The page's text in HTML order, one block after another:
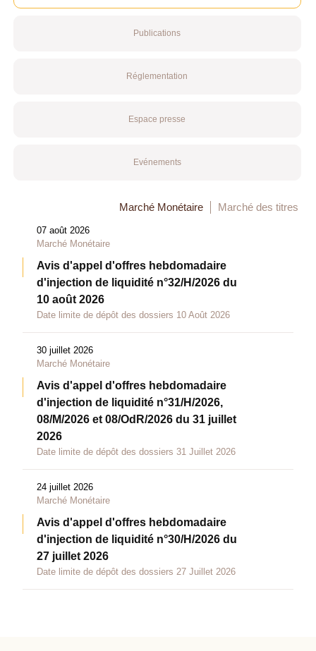
Publications
Réglementation
Espace presse
Evénements
Marché Monétaire Marché des titres
07 août 2026
Marché Monétaire
Avis d'appel d'offres hebdomadaire
d'injection de liquidité n°32/H/2026 du
10 août 2026
Date limite de dépôt des dossiers 10 Août 2026
30 juillet 2026
Marché Monétaire
Avis d'appel d'offres hebdomadaire
d'injection de liquidité n°31/H/2026,
08/M/2026 et 08/OdR/2026 du 31 juillet
2026
Date limite de dépôt des dossiers 31 Juillet 2026
24 juillet 2026
Marché Monétaire
Avis d'appel d'offres hebdomadaire
d'injection de liquidité n°30/H/2026 du
27 juillet 2026
Date limite de dépôt des dossiers 27 Juillet 2026